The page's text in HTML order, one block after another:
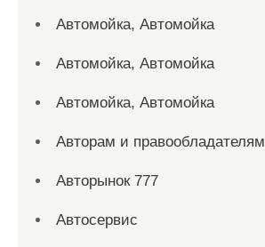
Автомойка, Автомойка
Автомойка, Автомойка
Автомойка, Автомойка
Авторам и правообладателям
Авторынок 777
Автосервис